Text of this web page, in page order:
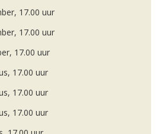
17.00 uur
17.00 uur
17.00 uur
17.00 uur
17.00 uur
17.00 uur